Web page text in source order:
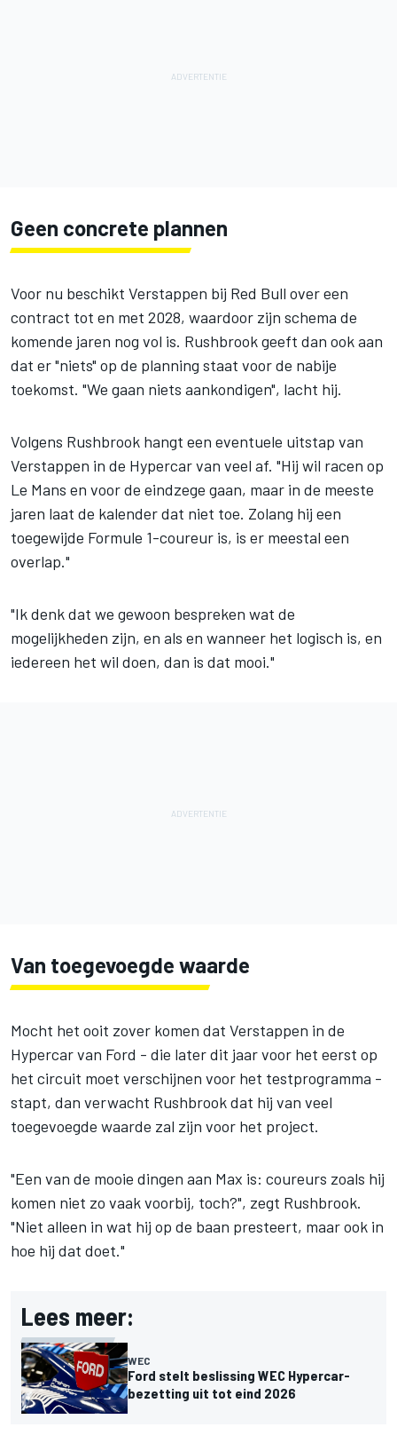
Geen concrete plannen
Voor nu beschikt Verstappen bij Red Bull over een
contract tot en met 2028, waardoor zijn schema de
komende jaren nog vol is. Rushbrook geeft dan ook aan
dat er "niets" op de planning staat voor de nabije
toekomst. "We gaan niets aankondigen", lacht hij.
Volgens Rushbrook hangt een eventuele uitstap van
Verstappen in de Hypercar van veel af. "Hij wil racen op
Le Mans en voor de eindzege gaan, maar in de meeste
jaren laat de kalender dat niet toe. Zolang hij een
toegewijde Formule 1-coureur is, is er meestal een
overlap."
"Ik denk dat we gewoon bespreken wat de
mogelijkheden zijn, en als en wanneer het logisch is, en
iedereen het wil doen, dan is dat mooi."
Van toegevoegde waarde
Mocht het ooit zover komen dat Verstappen in de
Hypercar van Ford - die later dit jaar voor het eerst op
het circuit moet verschijnen voor het testprogramma -
stapt, dan verwacht Rushbrook dat hij van veel
toegevoegde waarde zal zijn voor het project.
"Een van de mooie dingen aan Max is: coureurs zoals hij
komen niet zo vaak voorbij, toch?", zegt Rushbrook.
"Niet alleen in wat hij op de baan presteert, maar ook in
hoe hij dat doet."
Lees meer:
WEC
Ford stelt beslissing WEC Hypercar-
bezetting uit tot eind 2026